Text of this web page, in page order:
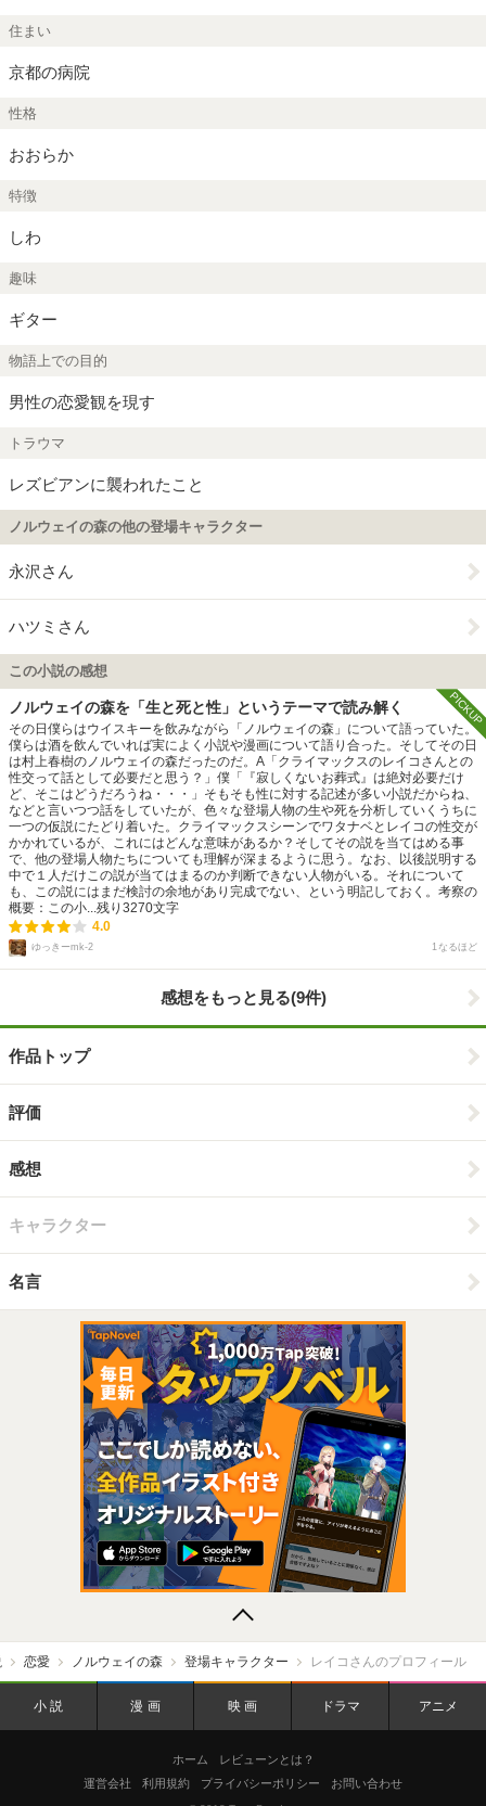
住まい
京都の病院
性格
おおらか
特徴
しわ
趣味
ギター
物語上での目的
男性の恋愛観を現す
トラウマ
レズビアンに襲われたこと
ノルウェイの森の他の登場キャラクター
永沢さん
ハツミさん
この小説の感想
ノルウェイの森を「生と死と性」というテーマで読み解く
その日僕らはウイスキーを飲みながら「ノルウェイの森」について語っていた。
僕らは酒を飲んでいれば実によく小説や漫画について語り合った。そしてその日
は村上春樹のノルウェイの森だったのだ。A「クライマックスのレイコさんとの
性交って話として必要だと思う？」僕「『寂しくないお葬式』は絶対必要だけ
ど、そこはどうだろうね・・・」そもそも性に対する記述が多い小説だからね、
などと言いつつ話をしていたが、色々な登場人物の生や死を分析していくうちに
一つの仮説にたどり着いた。クライマックスシーンでワタナベとレイコの性交が
かかれているが、これにはどんな意味があるか？そしてその説を当てはめる事
で、他の登場人物たちについても理解が深まるように思う。なお、以後説明する
中で１人だけこの説が当てはまるのか判断できない人物がいる。それについて
も、この説にはまだ検討の余地があり完成でない、という明記しておく。考察の
概要：この小...残り 3270文字
4.0
ゆっきーmk-2 1 なるほど
PICKUP
感想をもっと見る(9件)
作品トップ
評価
感想
キャラクター
名言
ン トップ
恋愛 ノルウェイの森 登場キャラクター レイコさんのプロフィール
小説 漫画 映画 ドラマ アニメ
ホーム
レビューンとは？
運営会社
利用規約 プライバシーポリシー お問い合わせ